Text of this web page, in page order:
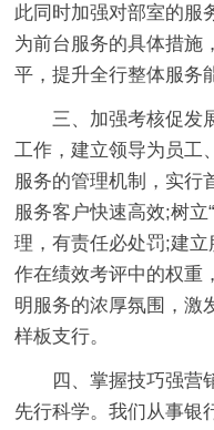
此同时加强对部室的服
为前台服务的具体措施
平，提升全行整体服务
三、加强考核促发
工作，建立领导为员工
服务的管理机制，实行
服务客户快速高效;树立
理，有责任必处罚;建
作在绩效考评中的权重
明服务的浓厚氛围，激
样板支行。
四、掌握技巧强营
先行科学。我们从事银